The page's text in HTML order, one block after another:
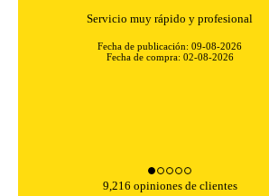
Servicio muy rápido y profesional
Fecha de publicación: 09-08-2026
Fecha de compra: 02-08-2026
9,216 opiniones de clientes